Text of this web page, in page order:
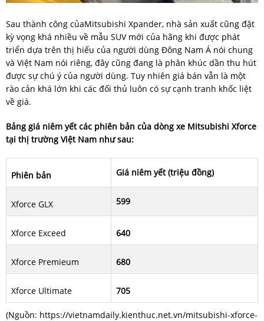
Sau thành công củaMitsubishi Xpander, nhà sản xuất cũng đặt
kỳ vọng khá nhiều về mẫu SUV mới của hãng khi được phát
triển dựa trên thị hiếu của người dùng Đông Nam Á nói chung
và Việt Nam nói riêng, đây cũng đang là phân khúc dần thu hút
được sự chú ý của người dùng. Tuy nhiên giá bán vẫn là một
rào cản khá lớn khi các đối thủ luôn có sự cạnh tranh khốc liệt
về giá.
Bảng giá niêm yết các phiên bản của dòng xe Mitsubishi Xforce
tại thị trường Việt Nam như sau:
Phiên bản Giá niêm yết (triệu đồng)
Xforce GLX 599
Xforce Exceed 640
Xforce Premieum 680
Xforce Ultimate 705
(Nguồn: https://vietnamdaily.kienthuc.net.vn/mitsubishi-xforce-